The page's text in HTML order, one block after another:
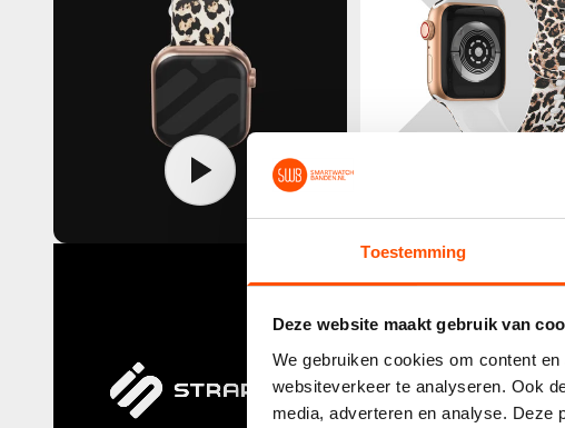
Toestemming
Deze website maakt gebruik van
We gebruiken cookies om content
websiteverkeer te analyseren. Ook
media, adverteren en analyse. Deze